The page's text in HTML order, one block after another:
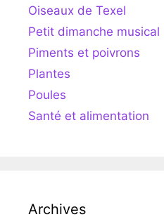
Oiseaux de Texel
Petit dimanche musical
Piments et poivrons
Plantes
Poules
Santé et alimentation
Archives